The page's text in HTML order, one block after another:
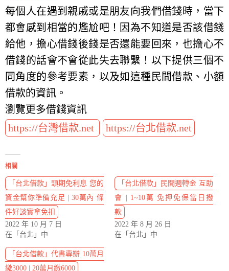
每個人在遇到親戚或是朋友向我們借錢時，當下
都會感到相當的尷尬吧！因為不知道是否該借錢
給他，擔心借錢後錢是否還能要回來，也擔心不
借錢的話會不會從此失去聯繫！以下提供三個不
同角度的參考要素，以及如這種民間借款、小額
借款的資訊。
瀏覽更多借錢資訊
https://台灣借款.net
https://台北借款.net
相關
「台北借款」頭期免利息 您的
資金幫你準備充足 | 30萬內 條
件好談實拿免扣
2022 年 10 月 7 日
在「台北」中
「台北借款」民間週轉金 互助
會 | 1~10萬 免押免保當日撥
款
2022 年 8 月 26 日
在「台北」中
「台北借款」代書專辦 10萬月
繳3000 | 20萬月繳6000